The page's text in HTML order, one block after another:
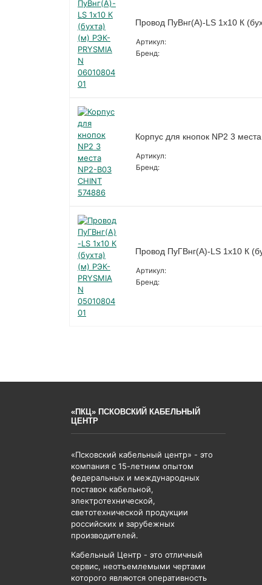
Провод ПуВнг(А)-LS 1х10 К
Артикул:
Бренд:
Корпус для кнопок NP2 3
Артикул:
Бренд:
Провод ПуГВнг(А)-LS 1х10 К
Артикул:
Бренд:
«ПКЦ» ПСКОВСКИЙ КАБЕЛЬНЫЙ
ЦЕНТР
«Псковский кабельный центр» - это
компания с 15-летним опытом
федеральных и международных
поставок кабельной,
электротехнической,
светотехнической продукции
российских и зарубежных
производителей.
Кабельный Центр - это отличный
сервис, неотъемлемыми чертами
которого являются оперативность